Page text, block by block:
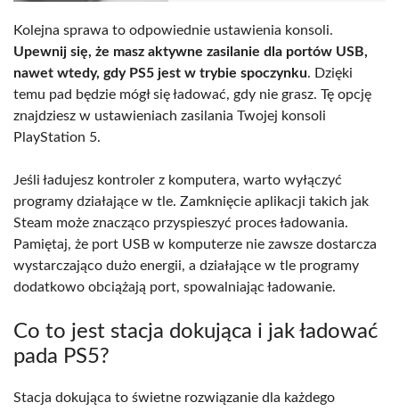
Kolejna sprawa to odpowiednie ustawienia konsoli.
Upewnij się, że masz aktywne zasilanie dla portów USB,
nawet wtedy, gdy PS5 jest w trybie spoczynku. Dzięki
temu pad będzie mógł się ładować, gdy nie grasz. Tę opcję
znajdziesz w ustawieniach zasilania Twojej konsoli
PlayStation 5.
Jeśli ładujesz kontroler z komputera, warto wyłączyć
programy działające w tle. Zamknięcie aplikacji takich jak
Steam może znacząco przyspieszyć proces ładowania.
Pamiętaj, że port USB w komputerze nie zawsze dostarcza
wystarczająco dużo energii, a działające w tle programy
dodatkowo obciążają port, spowalniając ładowanie.
Co to jest stacja dokująca i jak ładować
pada PS5?
Stacja dokująca to świetne rozwiązanie dla każdego